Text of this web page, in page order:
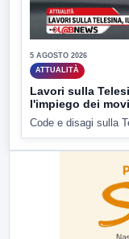
5 AGOSTO 2026
ATTUALITÀ
Lavori sulla
l'impiego dei
Code e disagi sulla